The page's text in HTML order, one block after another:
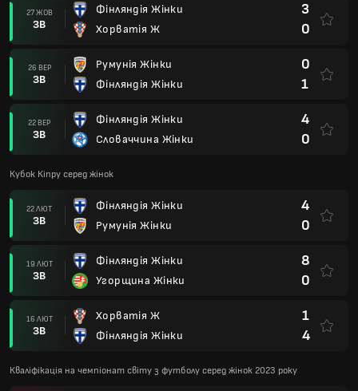
27 ЖОВ
ЗВ
Фінляндія Жінки
Хорватія Ж
3
0
26 ВЕР
ЗВ
Румунія Жінки
Фінляндія Жінки
0
1
22 ВЕР
ЗВ
Фінляндія Жінки
Словаччина Жінки
4
0
Кубок Кіпру серед жінок
22 ЛЮТ
ЗВ
Фінляндія Жінки
Румунія Жінки
4
0
19 ЛЮТ
ЗВ
Фінляндія Жінки
Угорщина Жінки
8
0
16 ЛЮТ
ЗВ
Хорватія Ж
Фінляндія Жінки
1
4
Кваліфікація на чемпіонат світу з футболу серед жінок 2023 року